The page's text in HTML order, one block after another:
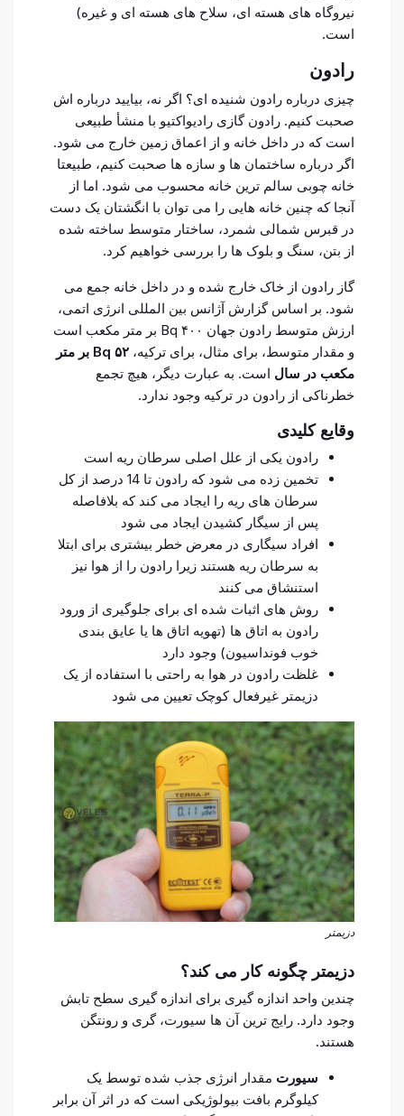
نیروگاه های هسته ای، سلاح های هسته ای و غیره)
است.
رادون
چیزی درباره رادون شنیده ای؟ اگر نه، بیایید درباره اش
صحبت کنیم. رادون گازی رادیواکتیو با منشأ طبیعی
است که در داخل خانه و از اعماق زمین خارج می شود.
اگر درباره ساختمان ها و سازه ها صحبت کنیم، طبیعتا
خانه چوبی سالم ترین خانه محسوب می شود. اما از
آنجا که چنین خانه هایی را می توان با انگشتان یک دست
در قبرس شمالی شمرد، ساختار متوسط ساخته شده
از بتن، سنگ و بلوک ها را بررسی خواهیم کرد.
گاز رادون از خاک خارج شده و در داخل خانه جمع می
شود. بر اساس گزارش آژانس بین المللی انرژی اتمی،
ارزش متوسط رادون جهان ۴۰۰ Bq بر متر مکعب است
و مقدار متوسط، برای مثال، برای ترکیه،
۵۲ Bq بر متر
مکعب در سال است. به عبارت دیگر، هیچ تجمع
خطرناکی از رادون در ترکیه وجود ندارد.
وقایع کلیدی
رادون یکی از علل اصلی سرطان ریه است
تخمین زده می شود که رادون تا 14 درصد از کل
سرطان های ریه را ایجاد می کند که بلافاصله
پس از سیگار کشیدن ایجاد می شود
افراد سیگاری در معرض خطر بیشتری برای ابتلا
به سرطان ریه هستند زیرا رادون را از هوا نیز
استنشاق می کنند
روش های اثبات شده ای برای جلوگیری از ورود
رادون به اتاق ها (تهویه اتاق ها یا عایق بندی
خوب فونداسیون) وجود دارد
غلظت رادون در هوا به راحتی با استفاده از یک
دزیمتر غیرفعال کوچک تعیین می شود
دزیمتر
دزیمتر چگونه کار می کند؟
چندین واحد اندازه گیری برای اندازه گیری سطح تابش
وجود دارد. رایج ترین آن ها سیورت، گری و رونتگن
هستند.
سیورت مقدار انرژی جذب شده توسط یک
کیلوگرم بافت بیولوژیکی است که در اثر آن برابر